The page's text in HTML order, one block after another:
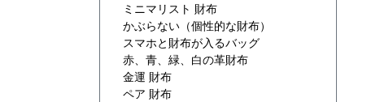
ミニマリスト 財布
かぶらない（個性的な財布）
スマホと財布が入るバッグ
赤、青、緑、白の革財布
金運 財布
ペア 財布